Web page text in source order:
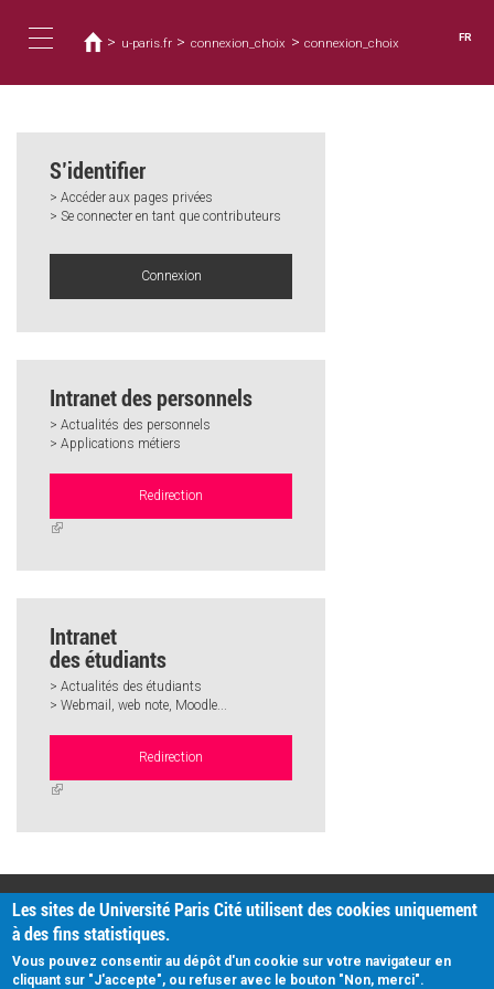
contenu
navigation
êtes
ici
> u-paris.fr > connexion_choix > connexion_choix FR
S’identifier
> Accéder aux pages privées
> Se connecter en tant que contributeurs
Connexion
Intranet des personnels
> Actualités des personnels
> Applications métiers
Redirection
(link
Intranet
des étudiants
> Actualités des étudiants
> Webmail, web note, Moodle...
Redirection
(link
PRATIQUE
Plan d'accès
Intranet
Mentions légales
Données personnelles
Les sites de Université Paris Cité utilisent des cookies uniquement
à des fins statistiques.
Vous pouvez consentir au dépôt d'un cookie sur votre navigateur en
cliquant sur "J'accepte", ou refuser avec le bouton "Non, merci".